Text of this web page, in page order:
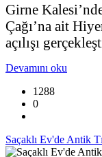
Girne
Çağı’na ait
açılışı
Devamını oku
1288
0
Saçaklı Ev'de Antik